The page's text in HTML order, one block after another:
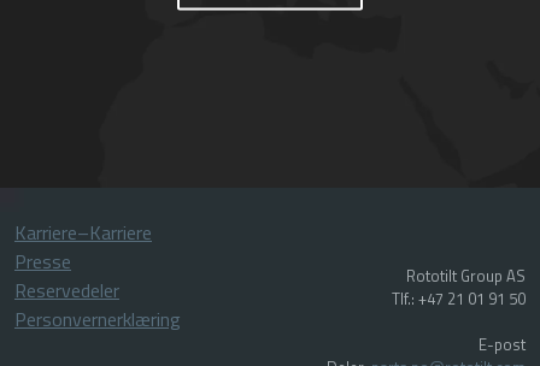
Karriere–Karriere
Presse
Reservedeler
Personvernerklæring
Rototilt Group AS
Tlf.: +47 21 01 91 50
E-post